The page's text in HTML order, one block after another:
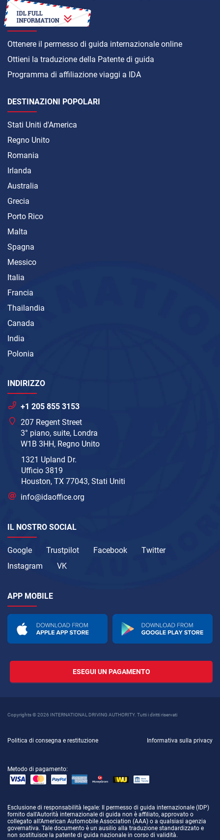
COME
Ottenere il permesso di guida internazionale online
Ottieni la traduzione della Patente di guida
Programma di affiliazione viaggi a IDA
DESTINAZIONI POPOLARI
Stati Uniti d'America
Regno Unito
Romania
Irlanda
Australia
Grecia
Porto Rico
Malta
Spagna
Messico
Italia
Francia
Thailandia
Canada
India
Polonia
INDIRIZZO
+1 205 855 3153
207 Regent Street
3° piano, suite, Londra
W1B 3HH, Regno Unito
1321 Upland Dr.
Ufficio 3819
Houston, TX 77043, Stati Uniti
info@idaoffice.org
IL NOSTRO SOCIAL
Google Trustpilot Facebook
Twitter
Instagram
VK
APP MOBILE
ESEGUI UN PAGAMENTO
Copyrights © 2026 INTERNATIONAL DRIVING AUTHORITY. Tutti i diritti riservati
Politica di consegna e restituzione Informativa sulla privacy
Metodo di pagamento:
Esclusione di responsabilità legale: Il permesso di guida internazionale (IDP)
fornito dall'Autorità internazionale di guida non è affiliato, approvato o
collegato all'American Automobile Association (AAA) o a qualsiasi agenzia
governativa. Tale documento è un ausilio alla traduzione standardizzato e
non sostituisce la patente di guida nazionale in corso di validità.